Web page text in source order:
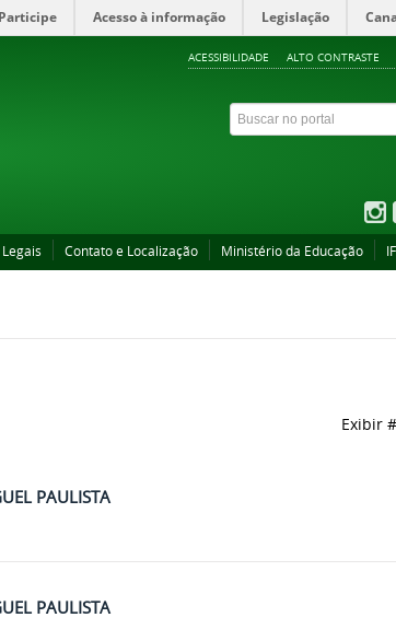
Participe Acesso à informação Legislação
ACESSIBILIDADE ALTO CONTRASTE
Contato e Localização Ministério da Educação
Exibir #
PAULISTA
PAULISTA